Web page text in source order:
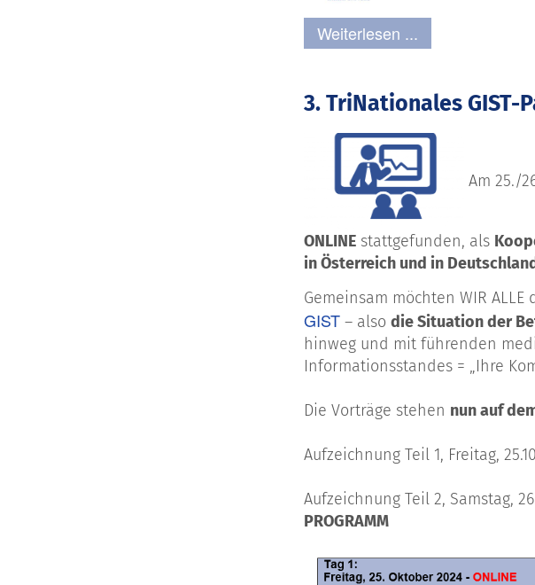
Weiterlesen ...
3. TriNationales GIST-
Am 25./
ONLINE stattgefunden, als
in Österreich und in
Gemeinsam möchten WIR
GIST – also die Situation der
hinweg und mit führenden
Informationsstandes = „Ihre
Die Vorträge stehen nunauf
Aufzeichnung Teil 1, Freitag,
Aufzeichnung Teil 2, Samstag,
PROGRAMM